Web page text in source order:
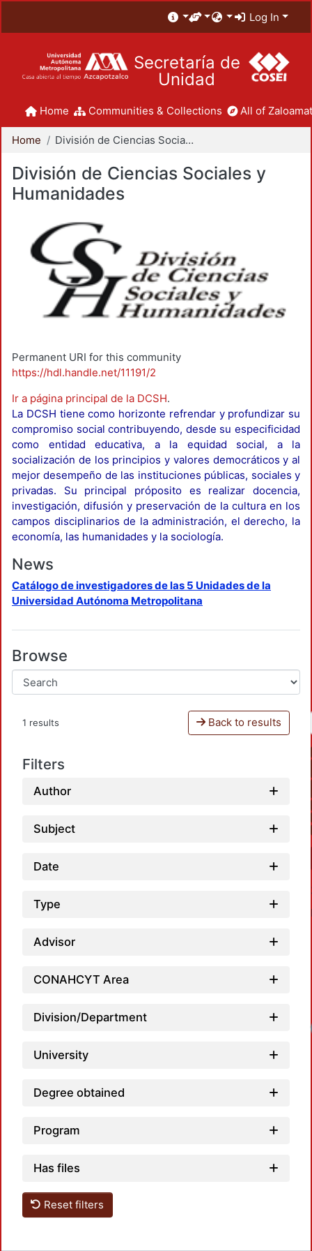
Log In
Secretaría de
Unidad
Home Communities & Collections All of
Home División de Ciencias Sociales y Humanidades
División de Ciencias Sociales y
Humanidades
Permanent URI for this community
https://hdl.handle.net/11191/2
Ir a página principal de la DCSH.
La DCSH tiene como horizonte refrendar y profundizar su
compromiso social contribuyendo, desde su especificidad
como entidad educativa, a la equidad social, a la
socialización de los principios y valores democráticos y al
mejor desempeño de las instituciones públicas, sociales y
privadas. Su principal próposito es realizar docencia,
investigación, difusión y preservación de la cultura en los
campos disciplinarios de la administración, el derecho, la
economía, las humanidades y la sociología.
News
Catálogo de investigadores de las 5 Unidades de la
Universidad Autónoma Metropolitana
Browse
1 results Back to results
Filters
Author
Subject
Date
Type
Advisor
CONAHCYT Area
Division/Department
University
Degree obtained
Program
Has files
Reset filters